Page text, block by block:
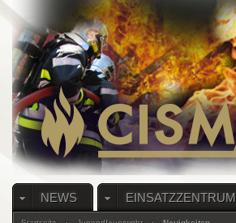
NEWS EINSATZZENTRUM